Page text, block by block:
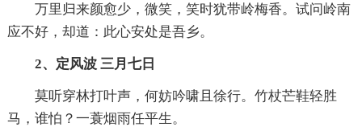
万里归来颜愈少，微笑，笑时犹带岭梅香。试问岭南
应不好，却道：此心安处是吾乡。
2、定风波 三月七日
莫听穿林打叶声，何妨吟啸且徐行。竹杖芒鞋轻胜
马，谁怕？一蓑烟雨任平生。